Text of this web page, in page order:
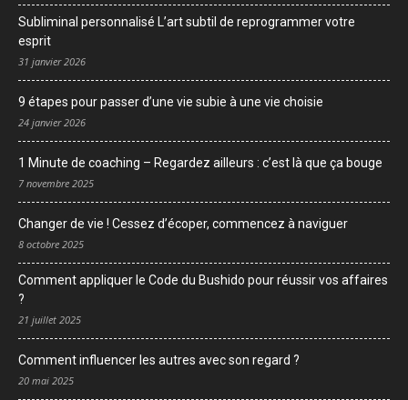
Subliminal personnalisé L’art subtil de reprogrammer votre
esprit
31 janvier 2026
9 étapes pour passer d’une vie subie à une vie choisie
24 janvier 2026
1 Minute de coaching – Regardez ailleurs : c’est là que ça bouge
7 novembre 2025
Changer de vie ! Cessez d’écoper, commencez à naviguer
8 octobre 2025
Comment appliquer le Code du Bushido pour réussir vos affaires
?
21 juillet 2025
Comment influencer les autres avec son regard ?
20 mai 2025